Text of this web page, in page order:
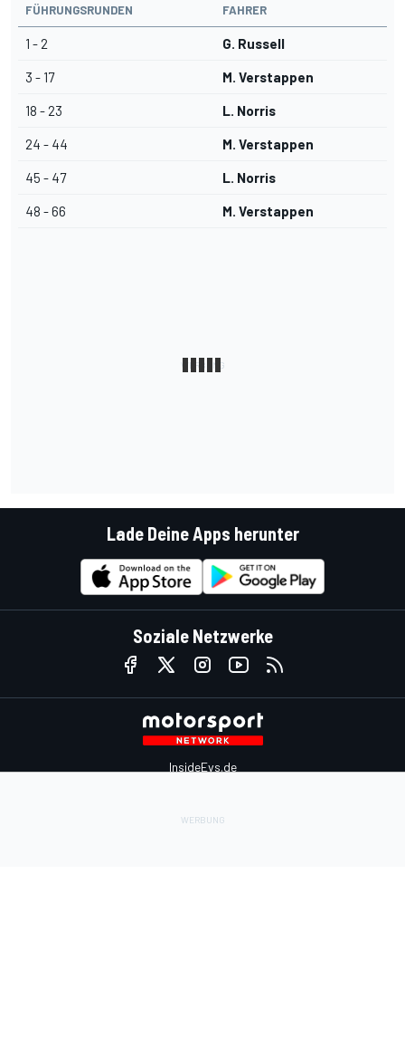
FÜHRUNGSRUNDEN FAHRER
1 - 2 G. Russell
3 - 17 M. Verstappen
18 - 23 L. Norris
24 - 44 M. Verstappen
45 - 47 L. Norris
48 - 66 M. Verstappen
Lade Deine Apps herunter
Soziale Netzwerke
InsideEvs.de
Motorsportstats.com